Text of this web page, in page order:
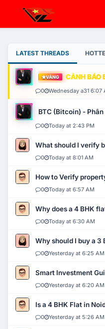
LATEST THREADS
VÀNG CẢNH BÁO
0 Wednesday a31 6:07
BTC (Bitcoin) -
0 Today at 2:43 PM
What should I verify
0 Today at 8:01 AM
How to Verify
0 Today at 6:57 AM
Why does a 4 BHK
0 Today at 6:30 AM
Why should I buy a 3
0 Yesterday at 6:25 AM
Smart Investment
0 Yesterday at 6:20 AM
Is a 4 BHK Flat in
0 Yesterday at 5:26 AM